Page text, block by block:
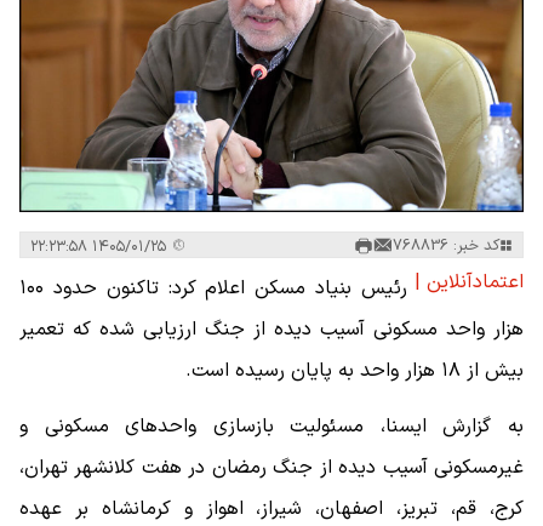
کد خبر: 768836
اعتمادآنلاین |
رئیس بنیاد مسکن اعلام کرد: تاکنون حدود ۱۰۰
هزار واحد مسکونی آسیب دیده از جنگ ارزیابی شده که تعمیر
بیش از ۱۸ هزار واحد به پایان رسیده است.
به گزارش ایسنا، مسئولیت بازسازی واحدهای مسکونی و
غیرمسکونی آسیب دیده از جنگ رمضان در هفت کلانشهر تهران،
کرج، قم، تبریز، اصفهان، شیراز، اهواز و کرمانشاه بر عهده